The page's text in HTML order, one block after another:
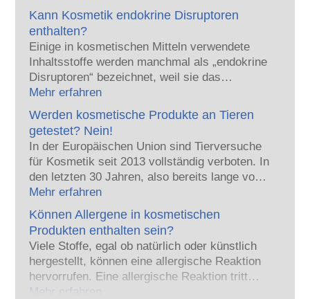
Anwendung am Menschen sind. Die
Kosmetikhersteller sowie nationale und
europäische Regulierungsbehörden tragen
gemeinsam die Verantwortung für die
Sicherheit von kosmetischen Produkten.
Kann Kosmetik endokrine Disruptoren
enthalten?
Einige in kosmetischen Mitteln verwendete
Inhaltsstoffe werden manchmal als „endokrine
Disruptoren“ bezeichnet, weil sie das
Potenzial haben, einige der Eigenschaften
unserer Hormone nachzuahmen. Aber: Nur
weil etwas das Potenzial hat, ein Hormon zu
imitieren, heißt das nicht, dass es unser
Hormonsystem auch tatsächlich stören wird.
Viele Stoffe, auch natürliche, ahmen Hormone
nach, aber nur bei sehr wenigen – und dabei
handelt es sich zumeist um wirksame
Arzneimittel – wurde jemals eine Störung des
Hormonsystems nachgewiesen. Die strengen
Sicherheitsbewertungen der kosmetischen
Produkte durch qualifizierte wissenschaftliche
Experten, zu denen die Unternehmen
gesetzlich verpflichtet sind, decken alle
Mehr erfahren
Werden kosmetische Produkte an Tieren
getestet? Nein!
In der Europäischen Union sind Tierversuche
für Kosmetik seit 2013 vollständig verboten. In
den letzten 30 Jahren, also bereits lange vor
dem Verbot, hat die Kosmetik- und
Körperpflegebranche viel in Forschung und
Entwicklung investiert, um Alternativen zu
Tierversuchen für die Bewertung der
Sicherheit von Kosmetik-Inhaltsstoffen und -
Produkten zu entwickeln.
Mehr erfahren
Können Allergene in kosmetischen
Produkten enthalten sein?
Viele Stoffe, egal ob natürlich oder künstlich
hergestellt, können eine allergische Reaktion
hervorrufen. Eine allergische Reaktion tritt
auf, wenn das Immunsystem einer Person auf
Mehr erfahren